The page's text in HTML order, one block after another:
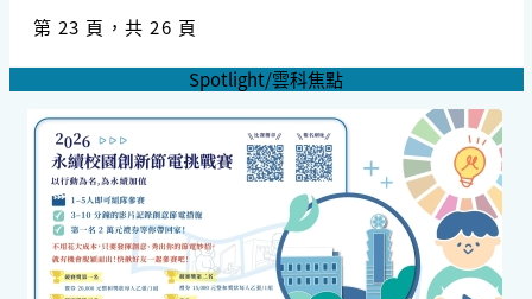
第 23 頁，共 26 頁
Spotlight/雲科焦點